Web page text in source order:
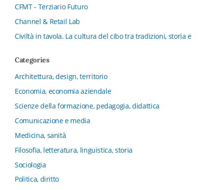
CFMT - Terziario Futuro
Channel & Retail Lab
Civiltà in tavola. La cultura del cibo tra tradizioni, storia e
Collana del Dipartimento di Scienze Aziendali, Management
dell’Economia Università di Bologna
Collana di Clinica della formazione
Collana di Ragioneria ed Economia Aziendale - SIDREA
Collana di Storia delle istituzioni educative e della
Letteratura per l’Infanzia
Collana di Studi e Ricerche Aziendali
Categories
Architettura, design, territorio
Economia, economia aziendale
Scienze della formazione, pedagogia, didattica
Comunicazione e media
Medicina, sanità
Filosofia, letteratura, linguistica, storia
Sociologia
Politica, diritto